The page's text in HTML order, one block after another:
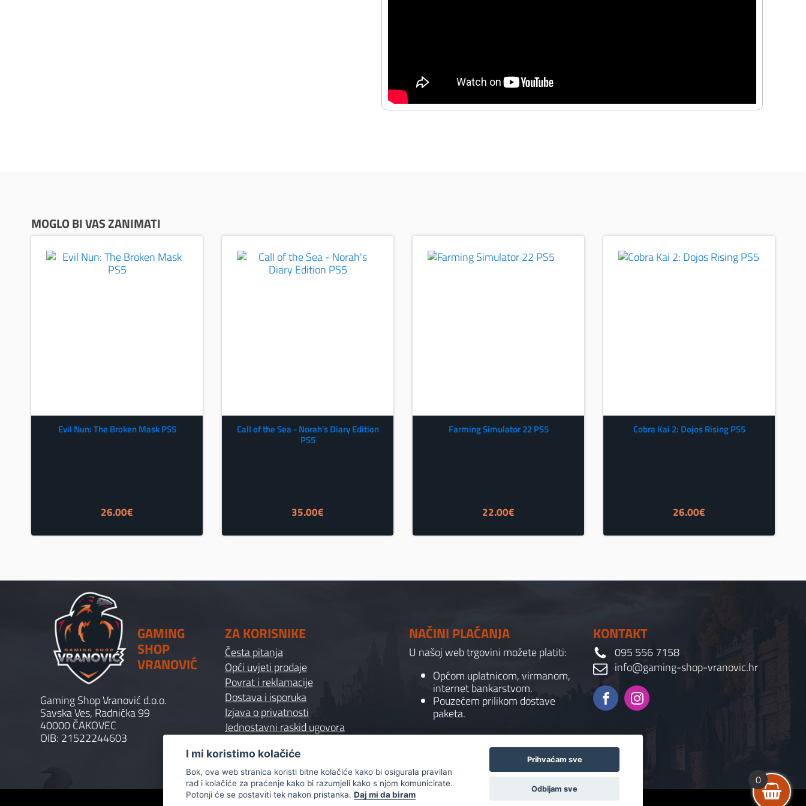
MOGLO BI VAS ZANIMATI
Evil Nun: The Broken Mask PS5
26.00€
Call of the Sea - Norah's Diary Edition
PS5
35.00€
Farming Simulator 22 PS5
22.00€
Cobra Kai 2: Dojos Rising PS5
26.00€
GAMING
SHOP
VRANOVIĆ
Gaming Shop Vranović d.o.o.
Savska Ves, Radnička 99
40000 ČAKOVEC
OIB: 21522244603
ZA KORISNIKE
Česta pitanja
Opći uvjeti prodaje
Povrat i reklamacije
Dostava i isporuka
Izjava o privatnosti
Jednostavni raskid ugovora
NAČINI PLAĆANJA
U našoj web trgovini možete platiti:
Općom uplatnicom, virmanom,
internet bankarstvom.
Pouzećem prilikom dostave
paketa.
KONTAKT
095 556 7158
info@gaming-shop-vranovic.hr
Copyright 2025© Gaming Shop Vranović - All rights reserved
0
I mi koristimo kolačiće
Bok, ova web stranica koristi bitne kolačiće kako bi osigurala pravilan
rad i kolačiće za praćenje kako bi razumjeli kako s njom komunicirate.
Potonji će se postaviti tek nakon pristanka.Daj mi da biram
Prihvaćam sve
Odbijam sve